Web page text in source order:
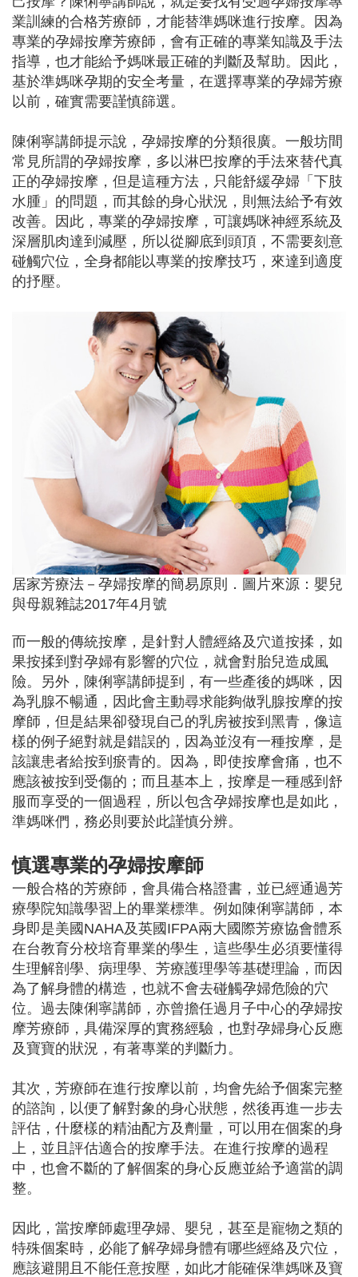
業訓練的合格芳療師，才能替準媽咪進行按摩。因為
專業的孕婦按摩芳療師，會有正確的專業知識及手法
指導，也才能給予媽咪最正確的判斷及幫助。因此，
基於準媽咪孕期的安全考量，在選擇專業的孕婦芳療
以前，確實需要謹慎篩選。
陳俐寧講師提示說，孕婦按摩的分類很廣。一般坊間
常見所謂的孕婦按摩，多以淋巴按摩的手法來替代真
正的孕婦按摩，但是這種方法，只能舒緩孕婦「下肢
水腫」的問題，而其餘的身心狀況，則無法給予有效
改善。因此，專業的孕婦按摩，可讓媽咪神經系統及
深層肌肉達到減壓，所以從腳底到頭頂，不需要刻意
碰觸穴位，全身都能以專業的按摩技巧，來達到適度
的抒壓。
居家芳療法－孕婦按摩的簡易原則．圖片來源：嬰兒
與母親雜誌2017年4月號
而一般的傳統按摩，是針對人體經絡及穴道按揉，如
果按揉到對孕婦有影響的穴位，就會對胎兒造成風
險。另外，陳俐寧講師提到，有一些產後的媽咪，因
為乳腺不暢通，因此會主動尋求能夠做乳腺按摩的按
摩師，但是結果卻發現自己的乳房被按到黑青，像這
樣的例子絕對就是錯誤的，因為並沒有一種按摩，是
該讓患者給按到瘀青的。因為，即使按摩會痛，也不
應該被按到受傷的；而且基本上，按摩是一種感到舒
服而享受的一個過程，所以包含孕婦按摩也是如此，
準媽咪們，務必則要於此謹慎分辨。
慎選專業的孕婦按摩師
一般合格的芳療師，會具備合格證書，並已經通過芳
療學院知識學習上的畢業標準。例如陳俐寧講師，本
身即是美國NAHA及英國IFPA兩大國際芳療協會體系
在台教育分校培育畢業的學生，這些學生必須要懂得
生理解剖學、病理學、芳療護理學等基礎理論，而因
為了解身體的構造，也就不會去碰觸孕婦危險的穴
位。過去陳俐寧講師，亦曾擔任過月子中心的孕婦按
摩芳療師，具備深厚的實務經驗，也對孕婦身心反應
及寶寶的狀況，有著專業的判斷力。
其次，芳療師在進行按摩以前，均會先給予個案完整
的諮詢，以便了解對象的身心狀態，然後再進一步去
評估，什麼樣的精油配方及劑量，可以用在個案的身
上，並且評估適合的按摩手法。在進行按摩的過程
中，也會不斷的了解個案的身心反應並給予適當的調
整。
因此，當按摩師處理孕婦、嬰兒，甚至是寵物之類的
特殊個案時，必能了解孕婦身體有哪些經絡及穴位，
應該避開且不能任意按壓，如此才能確保準媽咪及寶